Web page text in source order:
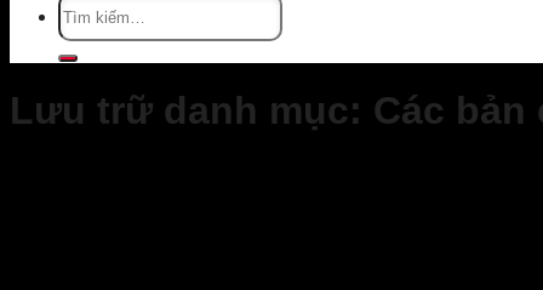
kiếm:
Lưu trữ danh mục: Các bản